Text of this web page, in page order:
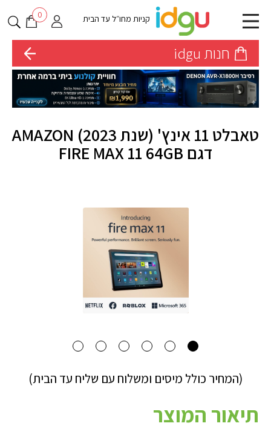
קניות מחו״ל עד הבית 0
חנות idgu
טאבלט 11 אינץ' (שנת 2023) AMAZON
דגם FIRE MAX 11 64GB
(המחיר כולל מיסים ומשלוח עם שליח עד הבית)
תיאור המוצר